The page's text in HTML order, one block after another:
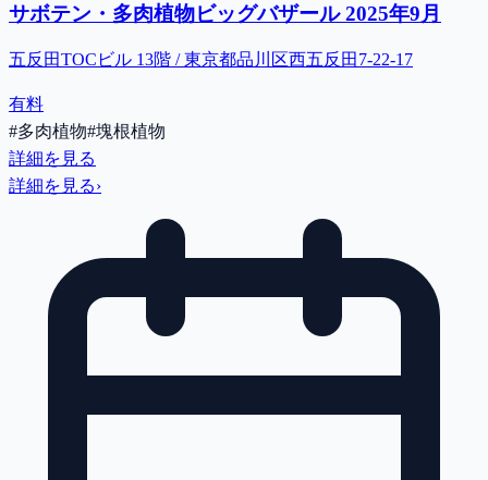
サボテン・多肉植物ビッグバザール 2025年9月
五反田TOCビル 13階 / 東京都品川区西五反田7-22-17
有料
#多肉植物#塊根植物
詳細を見る
詳細を見る›